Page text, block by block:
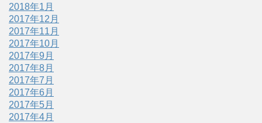
2018年1月
2017年12月
2017年11月
2017年10月
2017年9月
2017年8月
2017年7月
2017年6月
2017年5月
2017年4月